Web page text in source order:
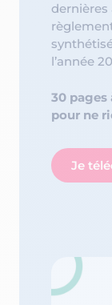
dernières
l’année
30
pour ne
Je